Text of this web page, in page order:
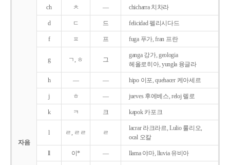
자음
ch ㅊ ― chicharra 치차라
d ㄷ 드 felicidad 펠리시다드
f ㅍ 프 fuga 푸가, fran 프란
g ㄱ, ㅎ 그
ganga 강가, geologia
헤올로히아, yungla 융글라
h ― ― hipo 이포, quehacer 케아세르
j ㅎ ― jueves 후에베스, reloj 렐로
k ㅋ 크 kapok 카포크
l ㄹ, ㄹㄹ ㄹ
lacrar 라크라르, Lulio 룰리오,
ocal 오칼
ll 이* ― llama 야마, lluvia 유비아